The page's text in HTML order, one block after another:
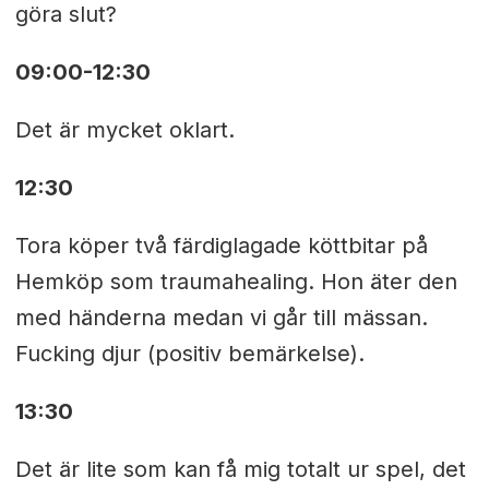
göra slut?
09:00-12:30
Det är mycket oklart.
12:30
Tora köper två färdiglagade köttbitar på
Hemköp som traumahealing. Hon äter den
med händerna medan vi går till mässan.
Fucking djur (positiv bemärkelse).
13:30
Det är lite som kan få mig totalt ur spel, det